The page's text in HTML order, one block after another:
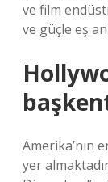
ve film
ve güçle eş
Amerika’nın
yer